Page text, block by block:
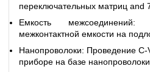
переключательных матриц and
Емкость
межконтактной емкости на
Нанопроволоки: Проведение
приборе на базе